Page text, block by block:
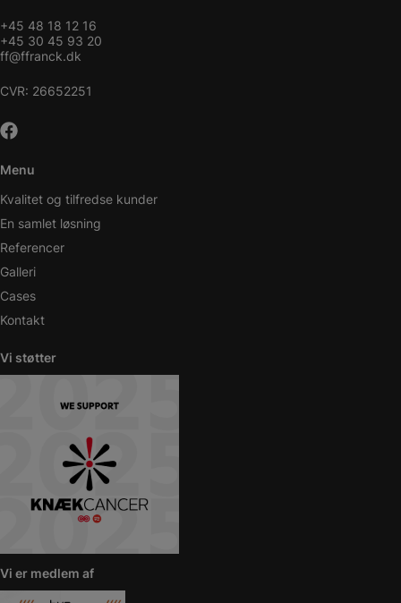
+45 48 18 12 16
+45 30 45 93 20
ff@ffranck.dk
CVR: 26652251
Menu
Kvalitet og tilfredse kunder
En samlet løsning
Referencer
Galleri
Cases
Kontakt
Vi støtter
Vi er medlem af